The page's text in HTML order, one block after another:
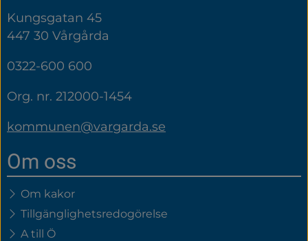
Kungsgatan 45
447 30 Vårgårda
0322-600 600
Org. nr. 212000-1454
kommunen@vargarda.se
Om oss
Om kakor
Tillgänglighetsredogörelse
A till Ö